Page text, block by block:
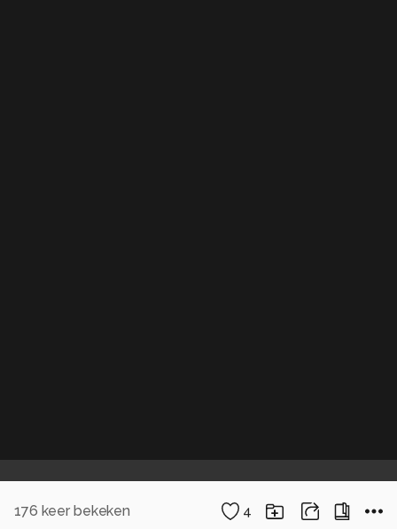
176 keer bekeken 4